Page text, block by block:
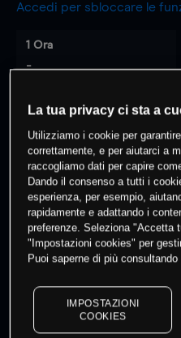
Accedi per sbloccare le
1 Ora
-
7 Giorni
-
0% dei clienti
questo prodotto
La tua privacy ci sta a
Utilizziamo i cookie per
correttamente, e per aiutarci a
raccogliamo dati per capire
Dando il consenso a tutti i
esperienza, per esempio,
rapidamente e adattando i
preferenze. Seleziona "Accetta
"Impostazioni cookies" per
Puoi saperne di più
IMPOSTAZIONI
COOKIES